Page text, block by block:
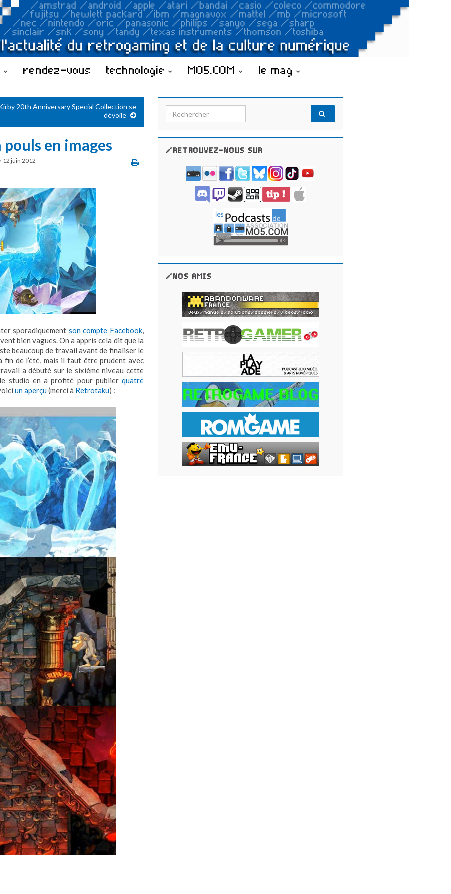
rendez-vous technologie MO5.COM le mag
20th Anniversary Special Collection se
dévoile
pouls en images
12 juin 2012
sporadiquement son compte Facebook,
bien vagues. On a appris cela dit que la
beaucoup de travail avant de finaliser le
de l’été, mais il faut être prudent avec
a débuté sur le sixième niveau cette
studio en a profité pour publier quatre
un aperçu(merci à Retrotaku) :
Search for:
/RETROUVEZ-NOUS SUR
/NOS AMIS